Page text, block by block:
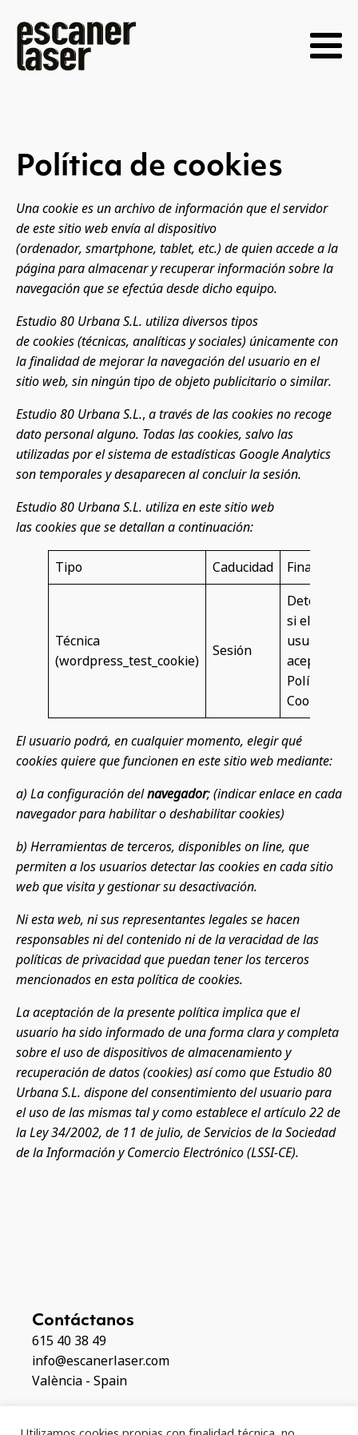
Política de cookies
Una cookie es un archivo de información que el servidor
de este sitio web envía al dispositivo
(ordenador, smartphone, tablet, etc.) de quien accede a la
página para almacenar y recuperar información sobre la
navegación que se efectúa desde dicho equipo.
Estudio 80 Urbana S.L. utiliza diversos tipos
de cookies(técnicas, analíticas y sociales) únicamente con
la finalidad de mejorar la navegación del usuario en el
sitio web, sin ningún tipo de objeto publicitario o similar.
Estudio 80 Urbana S.L., a través de las cookies no recoge
dato personal alguno. Todas las cookies, salvo las
utilizadas por el sistema de estadísticas Google Analytics
son temporales y desaparecen al concluir la sesión.
Estudio 80 Urbana S.L. utiliza en este sitio web
las cookiesque se detallan a continuación:
Tipo Caducidad Finalidad
Técnica
(wordpress_test_cookie)
Sesión
Determina
si el
usuario
acepta la
Política de
Cookies.
El usuario podrá, en cualquier momento, elegir qué
cookies quiere que funcionen en este sitio web mediante:
a) La configuración delnavegador; (indicar enlace en cada
navegador para habilitar o deshabilitar cookies)
b) Herramientas de terceros, disponibles on line, que
permiten a los usuarios detectar las cookies en cada sitio
web que visita y gestionar su desactivación.
Ni esta web, ni sus representantes legales se hacen
responsables ni del contenido ni de la veracidad de las
políticas de privacidad que puedan tener los terceros
mencionados en esta política de cookies.
La aceptación de la presente política implica que el
usuario ha sido informado de una forma clara y completa
sobre el uso de dispositivos de almacenamiento y
recuperación de datos (cookies) así como que Estudio 80
Urbana S.L. dispone del consentimiento del usuario para
el uso de las mismas tal y como establece el artículo 22 de
la Ley 34/2002, de 11 de julio, de Servicios de la Sociedad
de la Información y Comercio Electrónico (LSSI-CE).
Contáctanos
615 40 38 49
info@escanerlaser.com
València - Spain
Política de Privacidad y Aviso Legal